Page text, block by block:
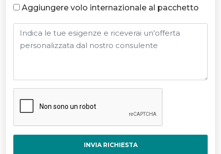
Aggiungere volo internazionale al pacchetto
INVIA RICHIESTA